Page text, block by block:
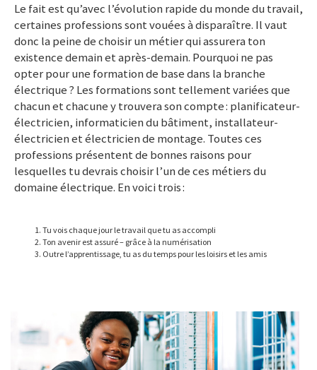
Le fait est qu’avec l’évolution rapide du monde du travail,
certaines professions sont vouées à disparaître. Il vaut
donc la peine de choisir un métier qui assurera ton
existence demain et après-demain. Pourquoi ne pas
opter pour une formation de base dans la branche
électrique ? Les formations sont tellement variées que
chacun et chacune y trouvera son compte : planificateur-
électricien, informaticien du bâtiment, installateur-
électricien et électricien de montage. Toutes ces
professions présentent de bonnes raisons pour
lesquelles tu devrais choisir l’un de ces métiers du
domaine électrique. En voici trois :
Tu vois chaque jour le travail que tu as accompli
Ton avenir est assuré – grâce à la numérisation
Outre l’apprentissage, tu as du temps pour les loisirs et les amis